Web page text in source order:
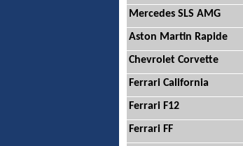
Mercedes SLS AMG
Aston Martin Rapide
Chevrolet Corvette
Ferrari California
Ferrari F12
Ferrari FF